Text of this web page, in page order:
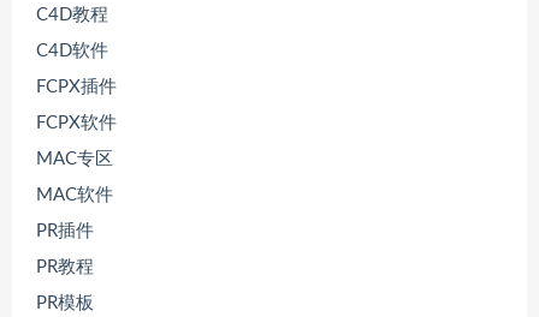
C4D教程
C4D软件
FCPX插件
FCPX软件
MAC专区
MAC软件
PR插件
PR教程
PR模板